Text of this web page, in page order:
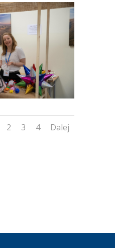
2 3 4 Dalej